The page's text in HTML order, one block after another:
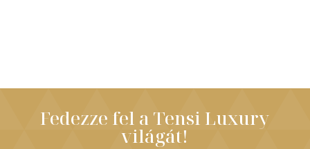
Fedezze fel a Tensi Luxury
világát!